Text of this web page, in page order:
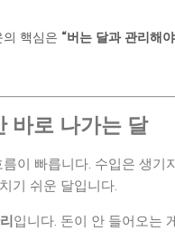
핵심은 “버는 달과 관리해
바로 나가는 달
이 빠릅니다. 수입은 생기
기 쉬운 달입니다.
입니다. 돈이 안 들어오는